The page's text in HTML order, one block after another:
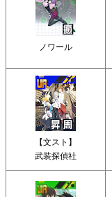
ノワール
【文スト】
武装探偵社